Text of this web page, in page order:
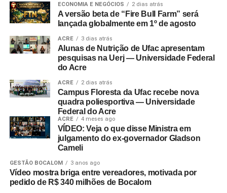
ECONOMIA E NEGÓCIOS 2 dias atrás
A versão beta de “Fire Bull Farm” será
lançada globalmente em 1º de agosto
ACRE 3 dias atrás
Alunas de Nutrição de Ufac apresentam
pesquisas na Uerj — Universidade Federal
do Acre
ACRE 2 dias atrás
Campus Floresta da Ufac recebe nova
quadra poliesportiva — Universidade
Federal do Acre
ACRE 4 meses ago
VÍDEO: Veja o que disse Ministra em
julgamento do ex-governador Gladson
Cameli
GESTÃO BOCALOM 3 anos ago
Vídeo mostra briga entre vereadores, motivada por
pedido de R$ 340 milhões de Bocalom